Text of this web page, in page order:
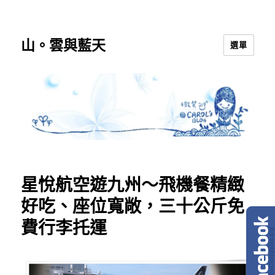
山。雲與藍天 選單
星悅航空遊九州～飛機餐精緻
好吃、座位寬敞，三十公斤免
費行李托運